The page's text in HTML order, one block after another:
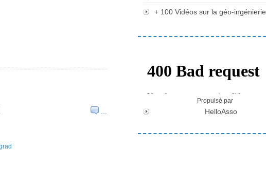
…
+ 100 Vidéos sur la géo-ingénierie
Propulsé par
HelloAsso